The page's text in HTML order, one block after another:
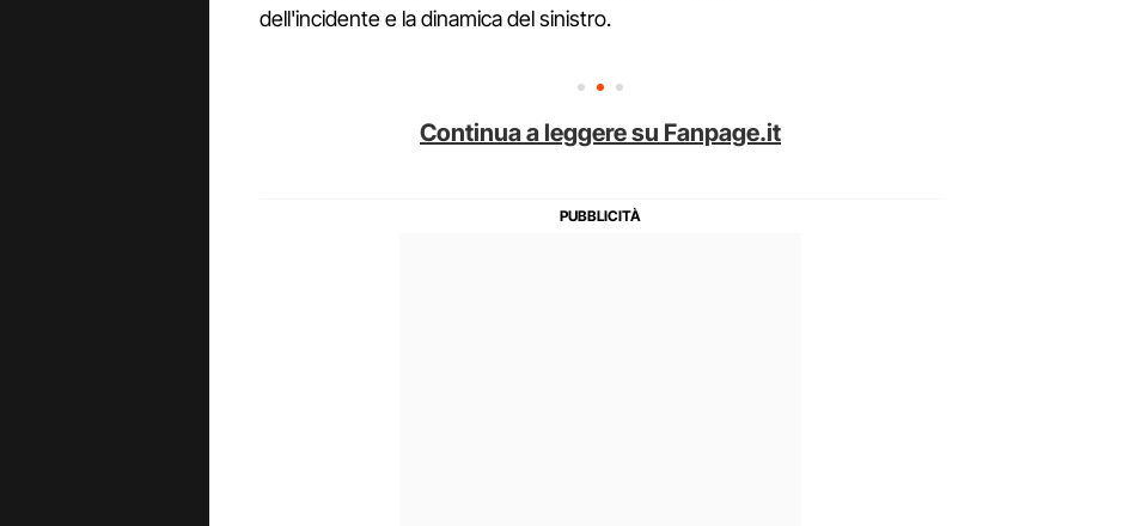
dell'incidente e la dinamica del sinistro.
Continua a leggere su Fanpage.it